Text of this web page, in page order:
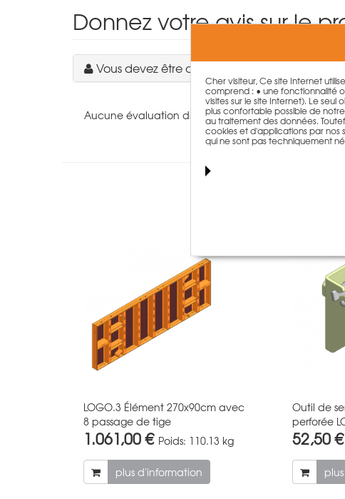
Donnez votre avis sur le
Vous devez être connecté pour écrire un
Aucune évaluation disponible pour ce produit.
LOGO.3 Élément 270x90cm avec
8 passage de tige
1.061,00 € Poids: 110.13 kg
plus d'information
Outil de
perforée
52,50 €
Cher visiteur, Ce site Internet
comprend : • une fonctionnalité
visites sur le site Internet). Le
plus confortable possible de
au traitement des données.
cookies et d'applications par nos
qui ne sont pas techniquement